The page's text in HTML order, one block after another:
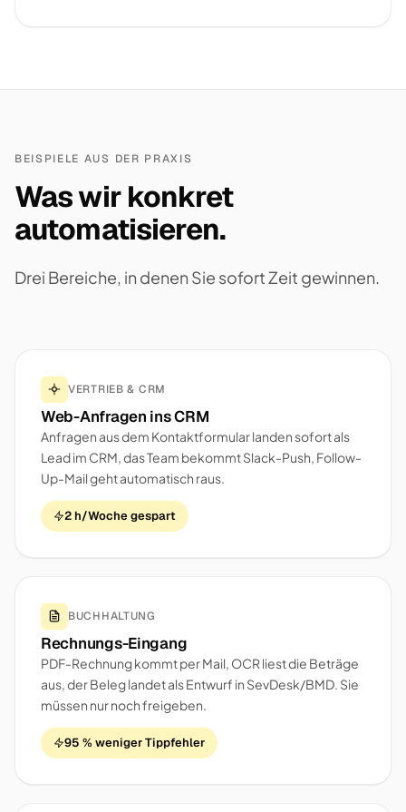
BEISPIELE AUS DER PRAXIS
Was wir konkret
automatisieren.
Drei Bereiche, in denen Sie sofort Zeit gewinnen.
VERTRIEB & CRM
Web-Anfragen ins CRM
Anfragen aus dem Kontaktformular landen sofort als
Lead im CRM, das Team bekommt Slack-Push, Follow-
Up-Mail geht automatisch raus.
2 h/Woche gespart
BUCHHALTUNG
Rechnungs-Eingang
PDF-Rechnung kommt per Mail, OCR liest die Beträge
aus, der Beleg landet als Entwurf in SevDesk/BMD. Sie
müssen nur noch freigeben.
95 % weniger Tippfehler